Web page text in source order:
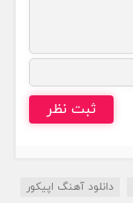
ثبت نظر
دانلود آهنگ اپیکور